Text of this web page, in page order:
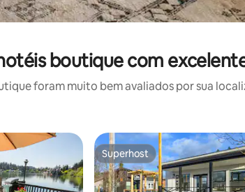
boutique com
foram muito bem avaliados por sua
Superhost
Superhost